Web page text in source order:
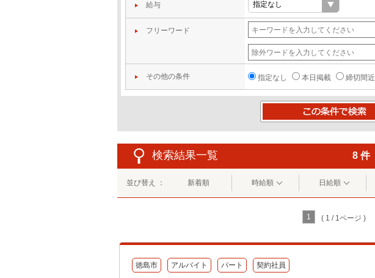
給与
フリーワード
その他の条件 指定なし 本日掲載 締切間近
検索結果一覧 8 件
並び替え ： 新着順 時給順 日給順
1 ( 1 / 1ページ )
徳島市 アルバイト パート 契約社員